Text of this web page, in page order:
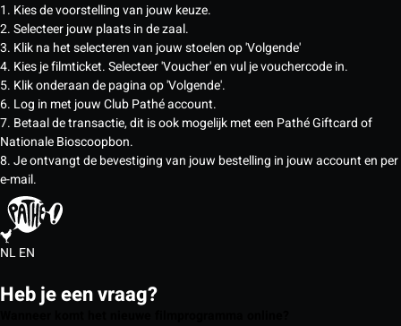
1. Kies de voorstelling van jouw keuze.
2. Selecteer jouw plaats in de zaal.
3. Klik na het selecteren van jouw stoelen op 'Volgende'
4. Kies je filmticket. Selecteer 'Voucher' en vul je vouchercode in.
5. Klik onderaan de pagina op 'Volgende'.
6. Log in met jouw Club Pathé account.
7. Betaal de transactie, dit is ook mogelijk met een Pathé Giftcard of
Nationale Bioscoopbon.
8. Je ontvangt de bevestiging van jouw bestelling in jouw account en per
e-mail.
NLEN
Heb je een vraag?